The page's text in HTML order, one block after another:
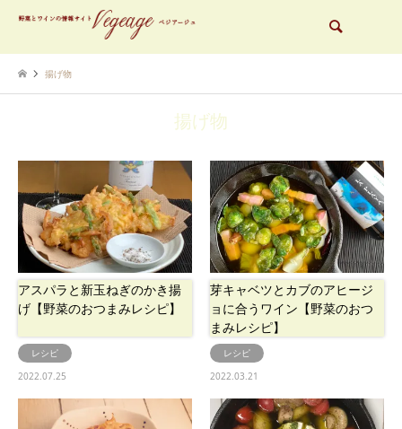
揚げ物
揚げ物
アスパラと新玉ねぎのかき揚
げ【野菜のおつまみレシピ】
レシピ
2022.07.25
芽キャベツとカブのアヒージ
ョに合うワイン【野菜のおつ
まみレシピ】
レシピ
2022.03.21